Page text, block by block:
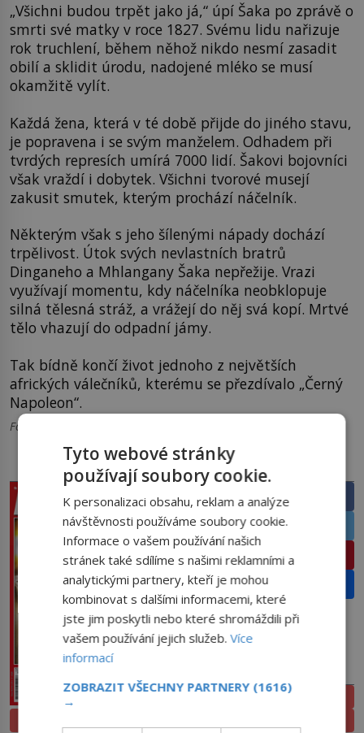
„Všichni budou trpět jako já,“ úpí Šaka po zprávě o
smrti své matky v roce 1827. Svému lidu nařizuje
rok truchlení, během něhož nikdo nesmí zasadit
obilí a sklidit úrodu, nadojené mléko se musí
okamžitě vylít.
Každá žena, která v té době přijde do jiného stavu,
je popravena i se svým manželem. Odhadem při
tvrdých represích umírá 7000 lidí. Šakovi bojovníci
však vraždí i dobytek. Všichni tvorové musejí
zakusit smutek, kterým prochází náčelník.
Některým však s jeho šílenými nápady dochází
trpělivost. Útok svých nevlastních bratrů
Dinganeho a Mhlangany Šaka nepřežije. Vrazi
využívají momentu, kdy náčelníka neobklopuje
silná tělesná stráž, a vrážejí do něj svá kopí. Mrtvé
tělo vhazují do odpadní jámy.
Tak bídně končí život jednoho z největších
afrických válečníků, kterému se přezdívalo „Černý
Napoleon“.
Foto: wikipedia.org, wordpress.com
PRÁVĚ V PRODEJI SDÍLEJTE ČLÁNEK
Facebook
Twitter
Pinterest
Email
ELEKTRONICKÉ
Tyto webové stránky
používají soubory cookie.
K personalizaci obsahu, reklam a analýze
návštěvnosti používáme soubory cookie.
Informace o vašem používání našich
stránek také sdílíme s našimi reklamními a
analytickými partnery, kteří je mohou
kombinovat s dalšími informacemi, které
jste jim poskytli nebo které shromáždili při
vašem používání jejich služeb.Více
informací
ZOBRAZIT VŠECHNY PARTNERY (1616)
→